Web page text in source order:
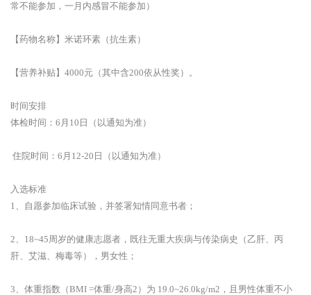
常不能参加，一月内感冒不能参加）
【药物名称】米诺环素（抗生素）
【营养补贴】4000元（其中含200依从性奖）。
时间安排
体检时间：6月10日（以通知为准）
住院时间：6月12-20日（以通知为准）
入选标准
1、自愿参加临床试验，并签署知情同意书者；
2、18~45周岁的健康志愿者，既往无重大疾病与传染病史（乙肝、丙
肝、艾滋、梅毒等），男女性；
3、体重指数（BMI =体重/身高2）为 19.0~26.0kg/m2，且男性体重不小